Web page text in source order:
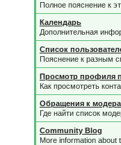
Полное пояснение к
Календарь
Дополнительная
Список
Пояснение к разным
Просмотр профиля
Как просмотреть
Обращения к
Где найти список
Community Blog
More information about